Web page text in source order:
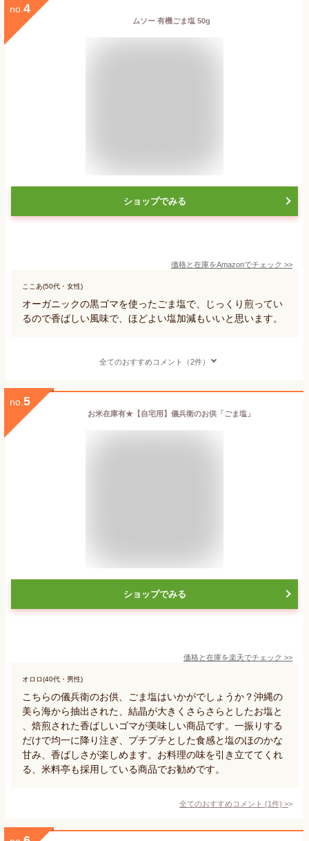
no. 4
ムソー 有機ごま塩 50g
ショップでみる
価格と在庫をAmazonでチェック >>
ここあ(50代・女性)
オーガニックの黒ゴマを使ったごま塩で、じっくり煎ってい
るので香ばしい風味で、ほどよい塩加減もいいと思います。
全てのおすすめコメント（2件）
no. 5
お米在庫有★【自宅用】儀兵衛のお供「ごま塩」
ショップでみる
価格と在庫を楽天でチェック >>
オロロ(40代・男性)
こちらの儀兵衛のお供、ごま塩はいかがでしょうか？沖縄の
美ら海から抽出された、結晶が大きくさらさらとしたお塩と
、焙煎された香ばしいゴマが美味しい商品です。一振りする
だけで均一に降り注ぎ、プチプチとした食感と塩のほのかな
甘み、香ばしさが楽しめます。お料理の味を引き立ててくれ
る、米料亭も採用している商品でお勧めです。
全てのおすすめコメント (1件) >